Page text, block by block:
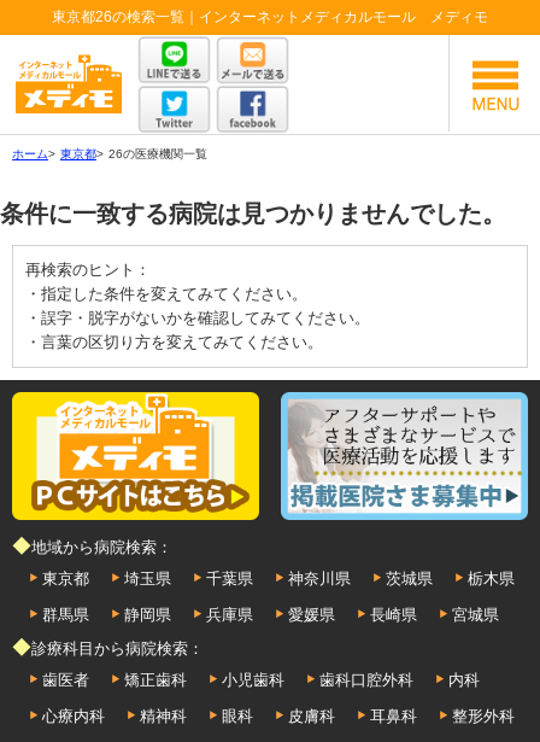
東京都26の検索一覧｜インターネットメディカルモール メディモ
ホーム> 東京都> 26の医療機関一覧
条件に一致する病院は見つかりませんでした。
再検索のヒント：
・指定した条件を変えてみてください。
・誤字・脱字がないかを確認してみてください。
・言葉の区切り方を変えてみてください。
◆地域から病院検索：
東京都
埼玉県 千葉県 神奈川県 茨城県
栃木県
群馬県
静岡県 兵庫県 愛媛県 長崎県
宮城県
◆診療科目から病院検索：
歯医者
矯正歯科 小児歯科 歯科口腔外科
内科
心療内科
精神科 眼科 皮膚科 耳鼻科
整形外科